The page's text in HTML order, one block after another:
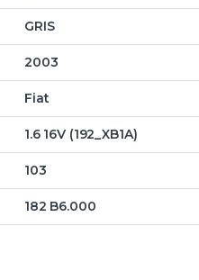
GRIS
2003
Fiat
1.6 16V (192_XB1A)
103
182 B6.000